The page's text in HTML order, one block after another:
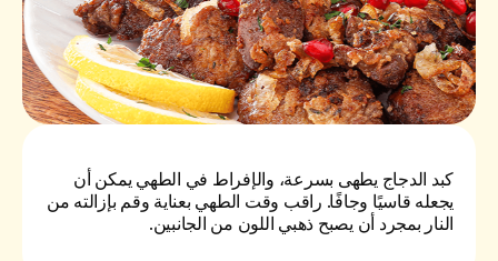
كبد الدجاج يطهى بسرعة، والإفراط في الطهي يمكن أن
يجعله قاسيًا وجافًا. راقب وقت الطهي بعناية وقم بإزالته من
النار بمجرد أن يصبح ذهبي اللون من الجانبين.